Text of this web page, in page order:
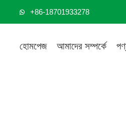
+86-18701933278
হোমপেজ আমাদের সম্পর্কে